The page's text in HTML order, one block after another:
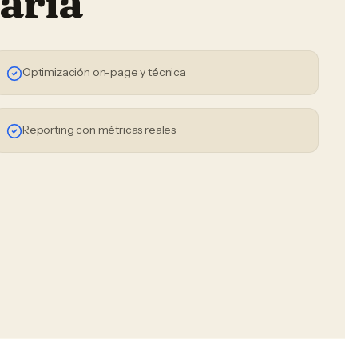
Optimización on-page y técnica
Reporting con métricas reales